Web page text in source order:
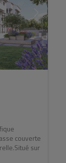
couverte
sur